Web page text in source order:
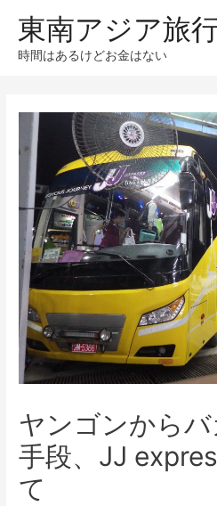
東南アジア旅
時間はあるけどお金はない
ヤンゴンから
手段、JJ
て